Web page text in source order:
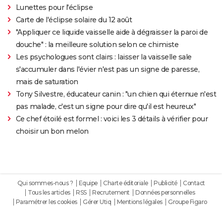
Lunettes pour l'éclipse
Carte de l'éclipse solaire du 12 août
"Appliquer ce liquide vaisselle aide à dégraisser la paroi de
douche" : la meilleure solution selon ce chimiste
Les psychologues sont clairs : laisser la vaisselle sale
s'accumuler dans l'évier n'est pas un signe de paresse,
mais de saturation
Tony Silvestre, éducateur canin : "un chien qui éternue n'est
pas malade, c'est un signe pour dire qu'il est heureux"
Ce chef étoilé est formel : voici les 3 détails à vérifier pour
choisir un bon melon
Qui sommes-nous ? Equipe Charte éditoriale Publicité
Contact
Tous les articles
RSS Recrutement
Données personnelles
Paramétrer les cookies
Gérer Utiq Mentions légales Groupe Figaro